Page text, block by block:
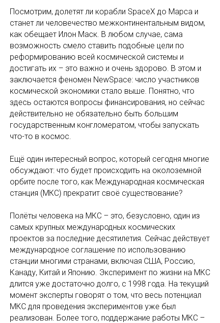
Посмотрим, долетят ли корабли SpaceX до Марса и
станет ли человечество межконтинентальным видом,
как обещает Илон Маск. В любом случае, сама
возможность смело ставить подобные цели по
реформированию всей космической системы и
достигать их – это важно и очень здорово. В этом и
заключается феномен NewSpace: число участников
космической экономики стало выше. Понятно, что
здесь остаются вопросы финансирования, но сейчас
действительно не обязательно быть большим
государственным конгломератом, чтобы запускать
что-то в космос.
Ещё один интересный вопрос, который сегодня многие
обсуждают: что будет происходить на околоземной
орбите после того, как Международная космическая
станция (МКС) прекратит своё существование?
Полёты человека на МКС – это, безусловно, один из
самых крупных международных космических
проектов за последние десятилетия. Сейчас действует
международное соглашение по использованию
станции многими странами, включая США, Россию,
Канаду, Китай и Японию. Эксперимент по жизни на МКС
длится уже достаточно долго, с 1998 года. На текущий
момент эксперты говорят о том, что весь потенциал
МКС для проведения экспериментов уже был
реализован. Более того, поддержание работы МКС –